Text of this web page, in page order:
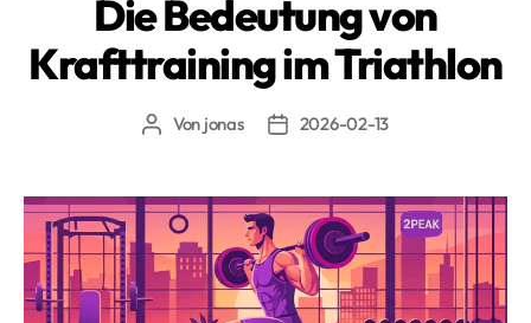
Die Bedeutung von
Krafttraining im Triathlon
Beitragsautor
Von jonas Beitragsdatum
2026-02-13